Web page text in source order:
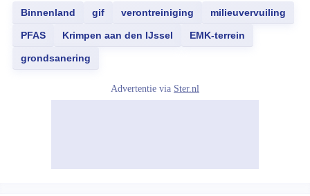
Binnenland
gif verontreiniging milieuvervuiling
PFAS Krimpen aan den IJssel EMK-terrein
grondsanering
Advertentie via Ster.nl